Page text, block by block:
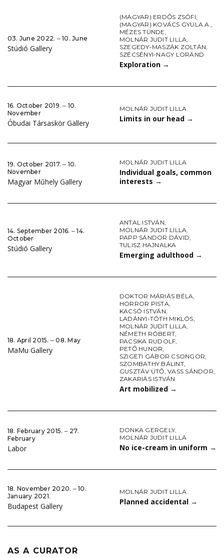
03. June 2022. ‒ 10. June
Stúdió Gallery
(MAGYAR) ERDŐS ZSÓFI,
(MAGYAR) KOVÁCS GYULA A.,
MÉZES TÜNDE,
MOLNÁR JUDIT LILLA,
SZEGEDY-MASZÁK ZOLTÁN,
SZÉCSÉNYI-NAGY LORÁND
Exploration →
16. October 2019. ‒ 10.
November
Óbudai Társaskör Gallery
MOLNÁR JUDIT LILLA
Limits in our head →
19. October 2017. ‒ 10.
November
Magyar Műhely Gallery
MOLNÁR JUDIT LILLA
Individual goals, common
interests →
14. September 2016. ‒ 14.
October
Stúdió Gallery
ANTAL ISTVÁN,
MOLNÁR JUDIT LILLA,
PAPP SÁNDOR DÁVID,
TULISZ HAJNALKA
Emerging adulthood →
18. April 2015. ‒ 08. May
MaMu Gallery
DOKTOR MÁRIÁS BÉLA,
HORROR PISTA,
KACSÓ ISTVÁN,
LADÁNYI-TÓTH MIKLÓS,
MOLNÁR JUDIT LILLA,
NÉMETH RÓBERT,
PACSIKA RUDOLF,
PETŐ HUNOR,
SZIGETI GÁBOR CSONGOR,
SZOMBATHY BÁLINT,
GUSZTÁV ÜTŐ,VASS SÁNDOR,
ZAKARIÁS ISTVÁN
Art mobilized →
18. February 2015. ‒ 27.
February
Labor
DONKA GERGELY,
MOLNÁR JUDIT LILLA
No ice-cream in uniform →
18. November 2020. ‒ 10.
January 2021.
Budapest Gallery
MOLNÁR JUDIT LILLA
Planned accidental →
AS A CURATOR